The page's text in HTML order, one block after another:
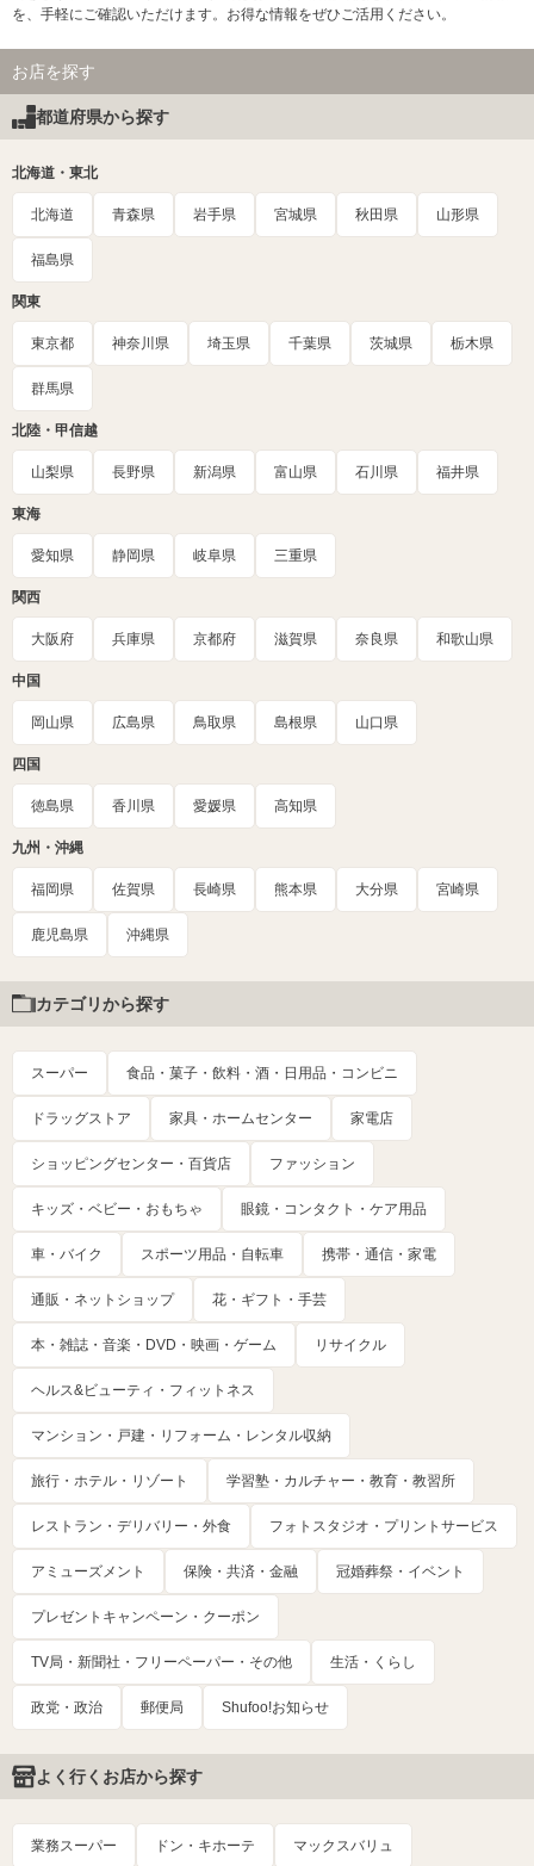
を、手軽にご確認いただけます。お得な情報をぜひご活用ください。
お店を探す
都道府県から探す
北海道・東北
北海道 青森県 岩手県 宮城県 秋田県 山形県
福島県
関東
東京都 神奈川県 埼玉県 千葉県 茨城県 栃木県
群馬県
北陸・甲信越
山梨県 長野県 新潟県 富山県 石川県 福井県
東海
愛知県 静岡県 岐阜県 三重県
関西
大阪府 兵庫県 京都府 滋賀県 奈良県 和歌山県
中国
岡山県 広島県 鳥取県 島根県 山口県
四国
徳島県 香川県 愛媛県 高知県
九州・沖縄
福岡県 佐賀県 長崎県 熊本県 大分県 宮崎県
鹿児島県 沖縄県
カテゴリから探す
スーパー 食品・菓子・飲料・酒・日用品・コンビニ
ドラッグストア 家具・ホームセンター 家電店
ショッピングセンター・百貨店 ファッション
キッズ・ベビー・おもちゃ 眼鏡・コンタクト・ケア用品
車・バイク スポーツ用品・自転車 携帯・通信・家電
通販・ネットショップ 花・ギフト・手芸
本・雑誌・音楽・DVD・映画・ゲーム リサイクル
ヘルス&ビューティ・フィットネス
マンション・戸建・リフォーム・レンタル収納
旅行・ホテル・リゾート 学習塾・カルチャー・教育・教習所
レストラン・デリバリー・外食 フォトスタジオ・プリントサービス
アミューズメント 保険・共済・金融 冠婚葬祭・イベント
プレゼントキャンペーン・クーポン
TV局・新聞社・フリーペーパー・その他 生活・くらし
政党・政治 郵便局 Shufoo!お知らせ
よく行くお店から探す
業務スーパー ドン・キホーテ マックスバリュ